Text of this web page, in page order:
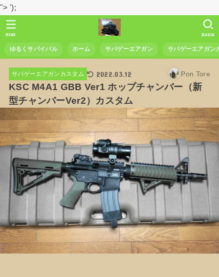
"> ');
ゆるくサバイバル ホーム サバゲーエアガン サバゲーエアガン
SEARCH
MENU
サバゲーエアガンカスタム 2022.03.12 Pon Tore
KSC M4A1 GBB Ver1 ホップチャンバー（新
型チャンバーVer2）カスタム